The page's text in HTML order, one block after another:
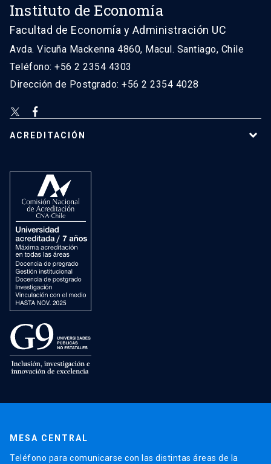
Instituto de Economía
Facultad de Economía y Administración UC
Avda. Vicuña Mackenna 4860, Macul. Santiago, Chile
Teléfono: +56 2 2354 4303
Dirección de Postgrado: +56 2 2354 4028
ACREDITACIÓN
MESA CENTRAL
Teléfono para comunicarse con las distintas áreas de la